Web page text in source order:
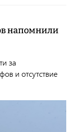
напомнили
за
и отсутствие